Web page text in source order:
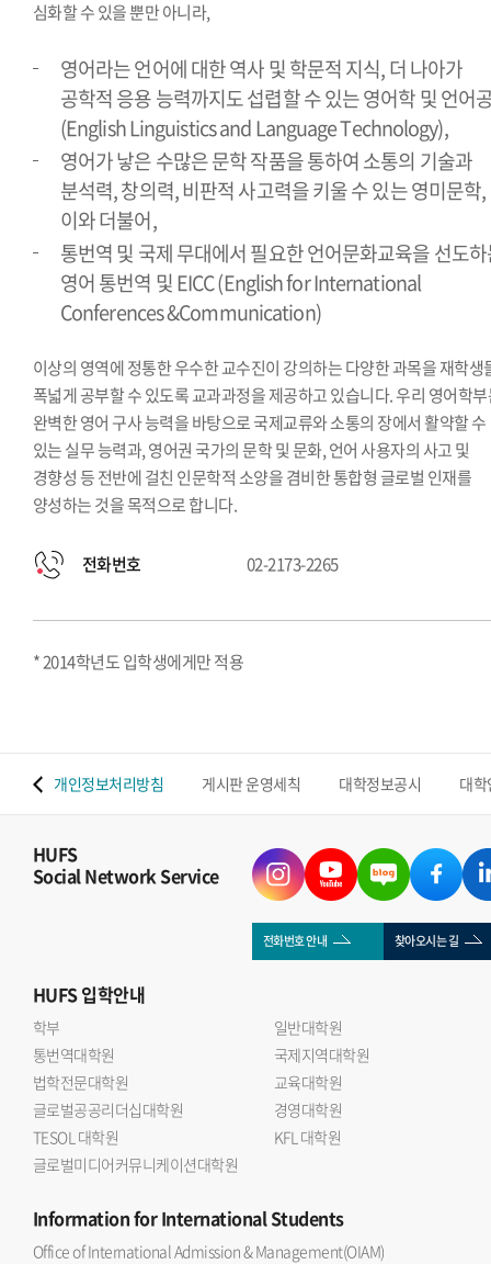
심화할 수 있을 뿐만 아니라,
영어라는 언어에 대한 역사 및 학문적 지식, 더 나아가
공학적 응용 능력까지도 섭렵할 수 있는 영어학 및 언어
(English Linguistics and Language Technology),
영어가 낳은 수많은 문학 작품을 통하여 소통의 기술과
분석력, 창의력, 비판적 사고력을 키울 수 있는 영미문학,
이와 더불어,
통번역 및 국제 무대에서 필요한 언어문화교육을 선도
영어 통번역 및 EICC (English for International
Conferences &Communication)
이상의 영역에 정통한 우수한 교수진이 강의하는 다양한 과목을 재학생
폭넓게 공부할 수 있도록 교과과정을 제공하고 있습니다. 우리 영어학
완벽한 영어 구사 능력을 바탕으로 국제교류와 소통의 장에서 활약할 수
있는 실무 능력과, 영어권 국가의 문학 및 문화, 언어 사용자의 사고 및
경향성 등 전반에 걸친 인문학적 소양을 겸비한 통합형 글로벌 인재를
양성하는 것을 목적으로 합니다.
전화번호 02-2173-2265
* 2014학년도 입학생에게만 적용
개인정보처리방침 게시판 운영세칙 대학정보공시 대
HUFS
Social Network Service
전화번호 안내 찾아오시는 길
HUFS입학안내
학부
일반대학원
통번역대학원
국제지역대학원
법학전문대학원
교육대학원
글로벌공공리더십대학원
경영대학원
TESOL 대학원
KFL 대학원
글로벌미디어커뮤니케이션대학원
Informationfor International Students
Office of International Admission & Management(OIAM)